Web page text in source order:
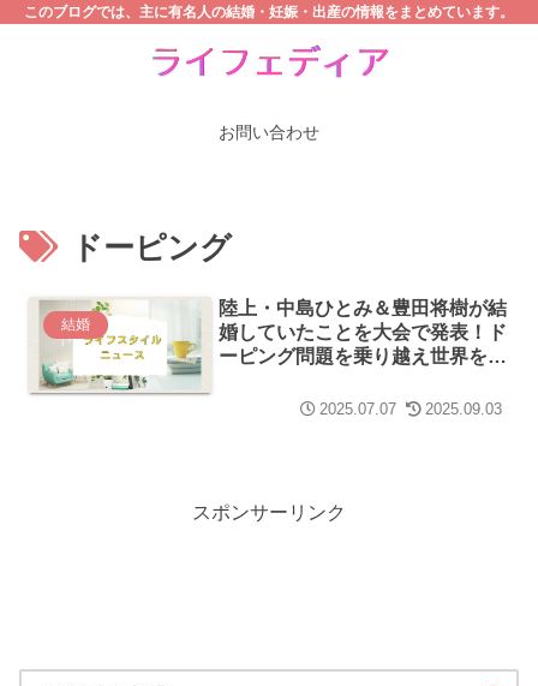
このブログでは、主に有名人の結婚・妊娠・出産の情報をまとめています。
お問い合わせ
ドーピング
結婚
陸上・中島ひとみ＆豊田将樹が結
婚していたことを大会で発表！ド
ーピング問題を乗り越え世界を目
2025.07.07 2025.09.03
スポンサーリンク